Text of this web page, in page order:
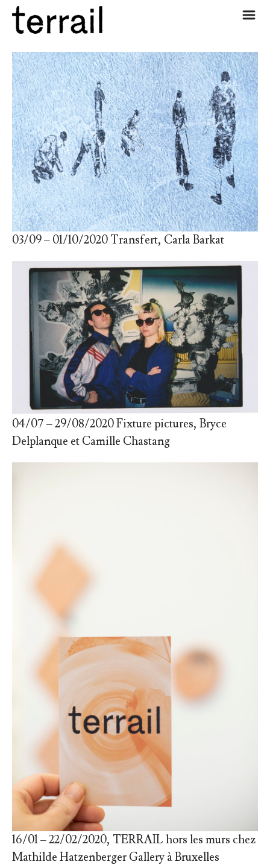
m
03/09 – 01/10/2020 Transfert, Carla Barkat
04/07 – 29/08/2020 Fixture pictures, Bryce
Delplanque et Camille Chastang
16/01 – 22/02/2020, TERRAIL hors les murs chez
Mathilde Hatzenberger Gallery à Bruxelles